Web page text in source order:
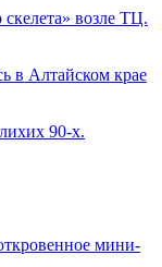
скелета» возле ТЦ.
в Алтайском крае
90-х.
мини-